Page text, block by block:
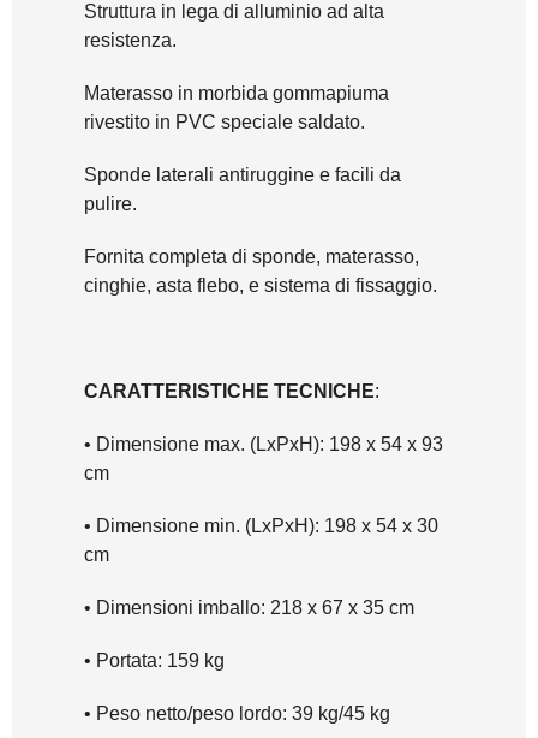
Struttura in lega di alluminio ad alta
resistenza.
Materasso in morbida gommapiuma
rivestito in PVC speciale saldato.
Sponde laterali antiruggine e facili da
pulire.
Fornita completa di sponde, materasso,
cinghie, asta flebo, e sistema di fissaggio.
CARATTERISTICHE TECNICHE:
• Dimensione max. (LxPxH): 198 x 54 x 93
cm
• Dimensione min. (LxPxH): 198 x 54 x 30
cm
• Dimensioni imballo: 218 x 67 x 35 cm
• Portata: 159 kg
• Peso netto/peso lordo: 39 kg/45 kg